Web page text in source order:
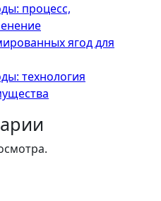
процесс,
ягод для
технология